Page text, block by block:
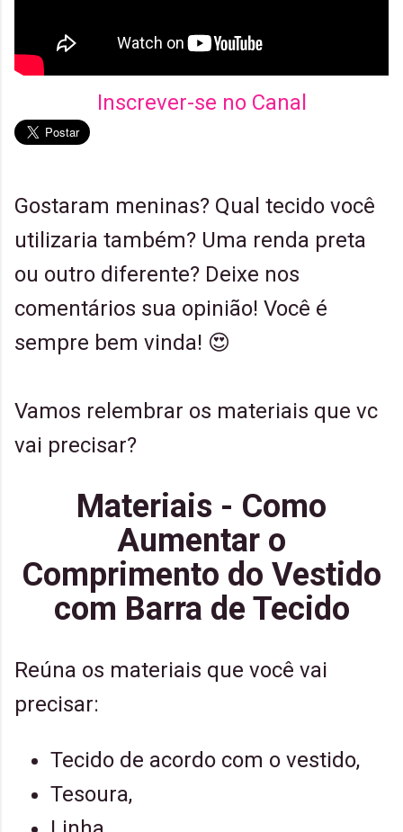
Inscrever-se no Canal
Gostaram meninas? Qual tecido você
utilizaria também? Uma renda preta
ou outro diferente? Deixe nos
comentários sua opinião! Você é
sempre bem vinda! 😍
Vamos relembrar os materiais que vc
vai precisar?
Materiais - Como
Aumentar o
Comprimento do Vestido
com Barra de Tecido
Reúna os materiais que você vai
precisar:
Tecido de acordo com o vestido,
Tesoura,